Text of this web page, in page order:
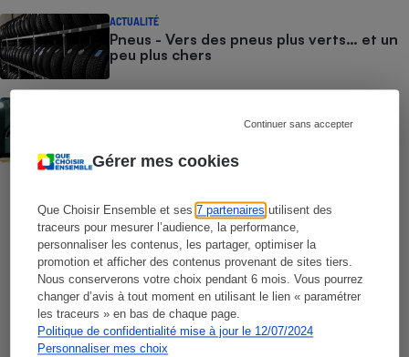
Gérer mes cookies
Que Choisir Ensemble et ses7 partenaires utilisent des
traceurs pour mesurer l’audience, la performance,
personnaliser les contenus, les partager, optimiser la
promotion et afficher des contenus provenant de sites tiers.
Nous conserverons votre choix pendant 6 mois. Vous pourrez
changer d’avis à tout moment en utilisant le lien « paramétrer
les traceurs » en bas de chaque page.
Politique de confidentialité mise à jour le 12/07/2024
Personnaliser mes choix
Continuer sans accepter
ACTUALITÉ
Pneus - Vers des pneus plus verts… et un
peu plus chers
Siège auto - Des sièges auto dangereux
Soutenez-nous,
rejoignez-nous,
Aujourd'hui, plus que jamais
comptons sur votre soutien !
Cafetière à expressos
Robot ménager